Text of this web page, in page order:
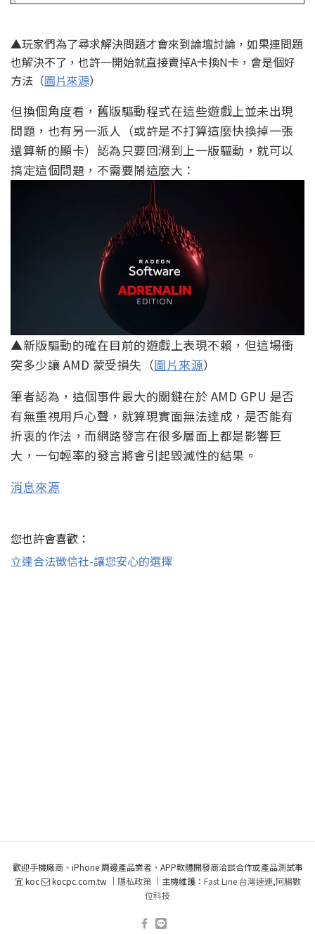
▲玩家們為了尋求解決問題才會來到論壇討論，如果連問題
也解決不了，也許一開始就直接賣掉A卡換N卡，會是個好
方法（圖片來源）
但換個角度看，舊版驅動程式在這些遊戲上並未出現
問題，也有另一派人（或許是不打算這麼快換掉一張
還算新的顯卡）認為只要回溯到上一版驅動，就可以
搞定這個問題，不需要鬧這麼大：
▲新版驅動的確在目前的遊戲上表現不賴，但這場衝
突多少讓 AMD 蒙受損失（圖片來源）
筆者認為，這個事件最大的關鍵在於 AMD GPU 是否
有無重視用戶心聲，就算現實面無法達成，是否能有
折衷的作法，而網路發言在很多層面上都是影響巨
大，一句輕率的發言將會引起毀滅性的結果。
消息來源
您也許會喜歡：
立達合法徵信社-讓您安心的選擇
歡迎手機廠商、iPhone 周邊產品業者、APP軟體開發商洽談合作或產品測試事
宜 koc
kocpc.com.tw ｜ 隱私政策｜主機維護： Fast Line 台灣速連,阿腸數
位科技